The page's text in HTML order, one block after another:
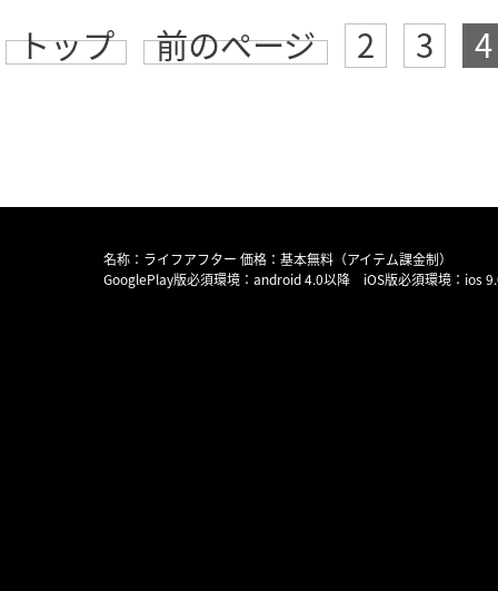
トップ 前のページ 2 3 4
名称：ライフアフター 価格：基本無料（アイテム課金制）
GooglePlay版必須環境：android 4.0以降 iOS版必須環境：ios